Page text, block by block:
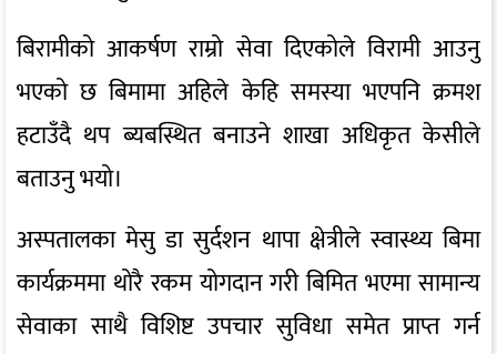
बिरामीको आकर्षण राम्रो सेवा दिएकोले विरामी आउनु
भएको छ बिमामा अहिले केहि समस्या भएपनि क्रमश
हटाउँदै थप ब्यबस्थित बनाउने शाखा अधिकृत केसीले
बताउनु भयो।
अस्पतालका मेसु डा सुर्दशन थापा क्षेत्रीले स्वास्थ्य बिमा
कार्यक्रममा थोरै रकम योगदान गरी बिमित भएमा सामान्य
सेवाका साथै विशिष्ट उपचार सुविधा समेत प्राप्त गर्न